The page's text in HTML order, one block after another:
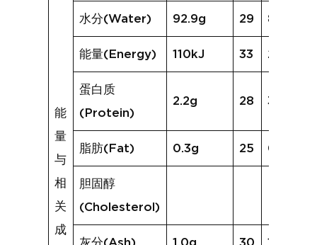
能
量
与
相
关
成
水分(Water) 92.9g 29 86.8g
能量(Energy) 110kJ 33 204kJ
蛋白质
(Protein)
2.2g 28 3.2g
脂肪(Fat) 0.3g 25 0.4g
胆固醇
(Cholesterol)